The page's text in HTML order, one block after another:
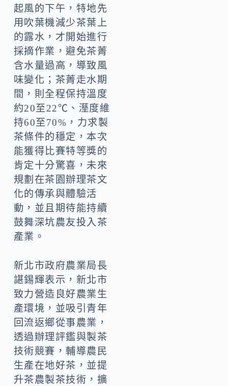
起風的下午，特地先
用吹葉機減少茶葉上
的露水，才開始進行
採摘作業，避免茶菁
含水量過高，導致風
味變化；茶菁走水期
間，則全程保持溫度
約20至22℃、溼度維
持60至70%，力求製
茶條件的穩定，本次
能獲得比賽特等獎的
肯定十分驚喜，未來
規劃在茶園辦理茶文
化的傳承與體驗活
動，並且期待能持續
鼓舞深坑農友投入茶
產業。
新北市政府農業局長
諶錫輝表示，新北市
致力營造良好農業生
產環境，並吸引青年
回流返鄉從事農業，
透過辦理評鑑與製茶
技術競賽，輔導農民
生產在地好茶，並提
升茶農製茶技術，擴